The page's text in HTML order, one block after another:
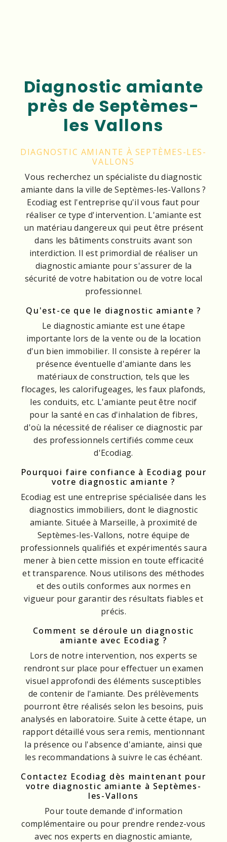
Diagnostic amiante
près de Septèmes-
les Vallons
DIAGNOSTIC AMIANTE À SEPTÈMES-LES-
VALLONS
Vous recherchez un spécialiste du diagnostic
amiante dans la ville de Septèmes-les-Vallons ?
Ecodiag est l'entreprise qu'il vous faut pour
réaliser ce type d'intervention. L'amiante est
un matériau dangereux qui peut être présent
dans les bâtiments construits avant son
interdiction. Il est primordial de réaliser un
diagnostic amiante pour s'assurer de la
sécurité de votre habitation ou de votre local
professionnel.
Qu'est-ce que le diagnostic amiante ?
Le diagnostic amiante est une étape
importante lors de la vente ou de la location
d'un bien immobilier. Il consiste à repérer la
présence éventuelle d'amiante dans les
matériaux de construction, tels que les
flocages, les calorifugeages, les faux plafonds,
les conduits, etc. L'amiante peut être nocif
pour la santé en cas d'inhalation de fibres,
d'où la nécessité de réaliser ce diagnostic par
des professionnels certifiés comme ceux
d'Ecodiag.
Pourquoi faire confiance à Ecodiag pour
votre diagnostic amiante ?
Ecodiag est une entreprise spécialisée dans les
diagnostics immobiliers, dont le diagnostic
amiante. Située à Marseille, à proximité de
Septèmes-les-Vallons, notre équipe de
professionnels qualifiés et expérimentés saura
mener à bien cette mission en toute efficacité
et transparence. Nous utilisons des méthodes
et des outils conformes aux normes en
vigueur pour garantir des résultats fiables et
précis.
Comment se déroule un diagnostic
amiante avec Ecodiag ?
Lors de notre intervention, nos experts se
rendront sur place pour effectuer un examen
visuel approfondi des éléments susceptibles
de contenir de l'amiante. Des prélèvements
pourront être réalisés selon les besoins, puis
analysés en laboratoire. Suite à cette étape, un
rapport détaillé vous sera remis, mentionnant
la présence ou l'absence d'amiante, ainsi que
les recommandations à suivre le cas échéant.
Contactez Ecodiag dès maintenant pour
votre diagnostic amiante à Septèmes-
les-Vallons
Pour toute demande d'information
complémentaire ou pour prendre rendez-vous
avec nos experts en diagnostic amiante,